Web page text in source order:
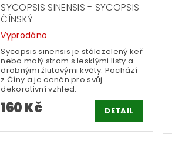
SYCOPSIS SINENSIS - SYCOPSIS
ČÍNSKÝ
Vyprodáno
Sycopsis sinensis je stálezelený keř
nebo malý strom s lesklými listy a
drobnými žlutavými květy. Pochází
z Číny a je ceněn pro svůj
dekorativní vzhled.
160 Kč DETAIL